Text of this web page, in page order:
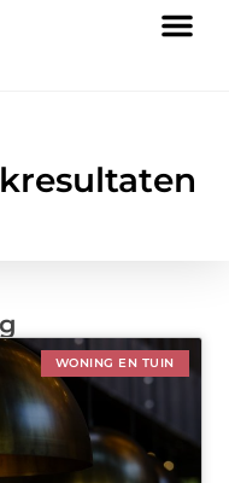
WONING EN TUIN